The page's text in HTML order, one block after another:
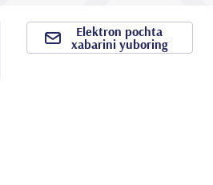
Elektron pochta
xabarini yuboring